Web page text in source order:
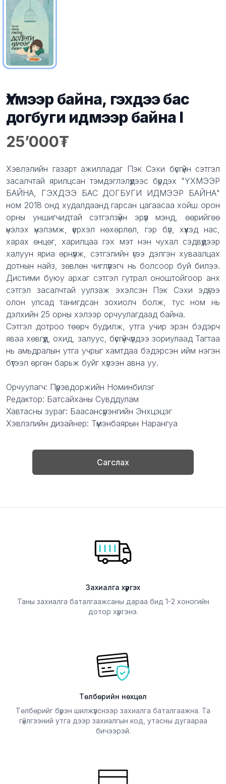
Үхмээр байна, гэхдээ бас
догбуги идмээр байна I
Product information
25’000
Description
Хэвлэлийн газарт ажилладаг Пэк Сэхи бүсгүйн сэтгэл
засалчтай ярилцсан тэмдэглэлүүдээс бүрдэх "ҮХМЭЭР
БАЙНА, ГЭХДЭЭ БАС ДОГБУГИ ИДМЭЭР БАЙНА"
ном 2018 онд худалдаанд гарсан цагаасаа хойш орон
орны уншигчидтай сэтгэлзүйн эрүүл мэнд, өөрийгөө
үнэлэх үнэлэмж, үерхэл нөхөрлөл, гэр бүл, хүүхэд нас,
харах өнцөг, харилцаа гэх мэт нэн чухал сэдвүүдээр
халуун яриа өрнүүлж, сэтгэлийн үгээ дэлгэн хуваалцах
дотнын найз, зөвлөн чиглүүлэгч нь болсоор буй билээ.
Дистими буюу архаг сэтгэл гутрал оноштойгоор анх
сэтгэл засалчтай уулзаж эхэлсэн Пэк Сэхи эдүгээ
олон улсад танигдсан зохиолч болж, тус ном нь
дэлхийн 25 орны хэлээр орчуулагдаад байна.
Сэтгэл дотроо төөрч будилж, утга учир эрэн бэдэрч
яваа хөвгүүд, охид, залуус, бүсгүйчүүлдээ зориулаад Тагтаа
нь амьдралын утга учрыг хамтдаа бэдэрсэн ийм нэгэн
бүтээл өргөн барьж буйг хүлээн авна уу.
Орчуулагч: Пүрэвдоржийн Номинбилэг
Редактор: Батсайханы Сувддулам
Хавтасны зураг: Баасансүрэнгийн Энхцэцэг
Хэвлэлийн дизайнер: Түмэнбаярын Нарангуа
Сагслах
Захиалга хүргэх
Таны захиалга баталгаажсаны дараа бид 1-2 хоногийн
дотор хүргэнэ.
Төлбөрийн нөхцөл
Төлбөрийг бүрэн шилжүүлснээр захиалга баталгаажна. Та
гүйлгээний утга дээр захиалгын код, утасны дугаараа
бичээрэй.